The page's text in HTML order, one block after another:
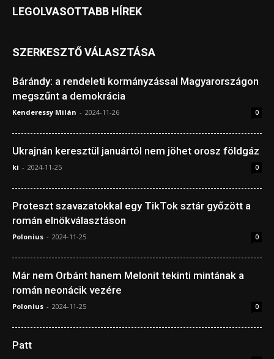
LEGOLVASOTTABB HÍREK
SZERKESZTŐ VÁLASZTÁSA
Bárándy: a rendeleti kormányzással Magyarországon
megszűnt a demokrácia
Kenderessy Milán - 2024-11-26 0
Ukrajnán keresztül januártól nem jöhet orosz földgáz
ki - 2024-11-25 0
Proteszt szavazatokkal egy TikTok sztár győzött a
román elnökválasztáson
Polonius - 2024-11-25 0
Már nem Orbánt hanem Melonit tekinti mintának a
román neonácik vezére
Polonius - 2024-11-25 0
Patt